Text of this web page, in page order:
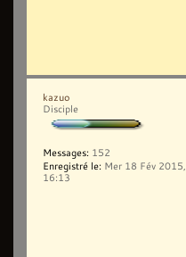
kazuo
Disciple
Messages: 152
Enregistré le: Mer 18 Fév 2015,
16:13